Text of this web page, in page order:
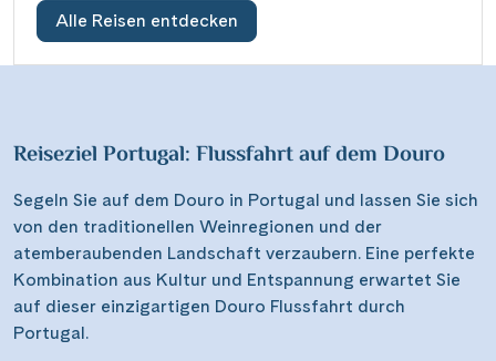
Alle Reisen entdecken
Reiseziel Portugal: Flussfahrt auf dem Douro
Segeln Sie auf dem Douro in Portugal und lassen Sie sich
von den traditionellen Weinregionen und der
atemberaubenden Landschaft verzaubern. Eine perfekte
Kombination aus Kultur und Entspannung erwartet Sie
auf dieser einzigartigen Douro Flussfahrt durch
Portugal.